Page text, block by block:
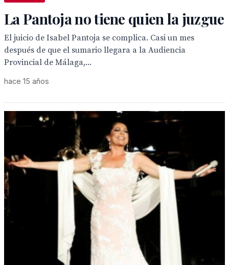
La Pantoja no tiene quien la juzgue
El juicio de Isabel Pantoja se complica. Casi un mes
después de que el sumario llegara a la Audiencia
Provincial de Málaga,...
hace 15 años